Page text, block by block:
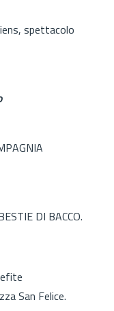
spettacolo
DI BACCO.
San Felice.